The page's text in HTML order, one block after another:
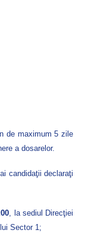
de maximum 5 zile
a dosarelor.
candidaţii declaraţi
, la sediul Direcţiei
Sector 1;